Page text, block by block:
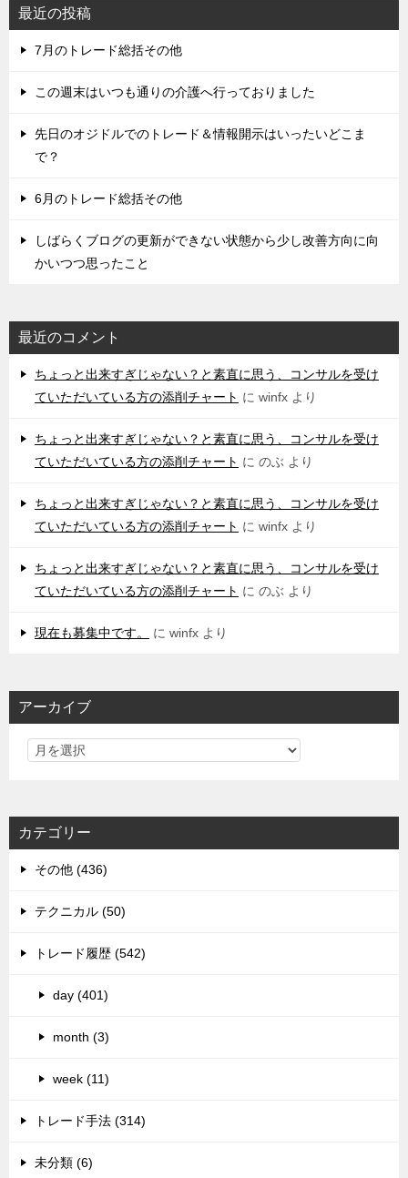
最近の投稿
7月のトレード総括その他
この週末はいつも通りの介護へ行っておりました
先日のオジドルでのトレード＆情報開示はいったいどこま
で？
6月のトレード総括その他
しばらくブログの更新ができない状態から少し改善方向に向
かいつつ思ったこと
最近のコメント
ちょっと出来すぎじゃない？と素直に思う、コンサルを受け
ていただいている方の添削チャート に winfx より
ちょっと出来すぎじゃない？と素直に思う、コンサルを受け
ていただいている方の添削チャート に のぶ より
ちょっと出来すぎじゃない？と素直に思う、コンサルを受け
ていただいている方の添削チャート に winfx より
ちょっと出来すぎじゃない？と素直に思う、コンサルを受け
ていただいている方の添削チャート に のぶ より
現在も募集中です。 に winfx より
アーカイブ
カテゴリー
その他 (436)
テクニカル (50)
トレード履歴 (542)
day (401)
month (3)
week (11)
トレード手法 (314)
未分類 (6)